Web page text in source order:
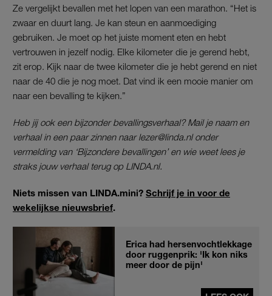
Ze vergelijkt bevallen met het lopen van een marathon. “Het is
zwaar en duurt lang. Je kan steun en aanmoediging
gebruiken. Je moet op het juiste moment eten en hebt
vertrouwen in jezelf nodig. Elke kilometer die je gerend hebt,
zit erop. Kijk naar de twee kilometer die je hebt gerend en niet
naar de 40 die je nog moet. Dat vind ik een mooie manier om
naar een bevalling te kijken.”
Heb jij ook een bijzonder bevallingsverhaal? Mail je naam en
verhaal in een paar zinnen naar lezer@linda.nl onder
vermelding van ‘Bijzondere bevallingen’ en wie weet lees je
straks jouw verhaal terug op LINDA.nl.
Niets missen van LINDA.mini? Schrijf je in voor de
wekelijkse nieuwsbrief.
Erica had hersenvochtlekkage
door ruggenprik: 'Ik kon niks
meer door de pijn'